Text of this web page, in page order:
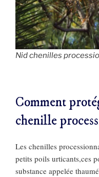
Nid chenilles
Comment
chenille
Les chenilles
petits poils urticants,ces
substance appelée